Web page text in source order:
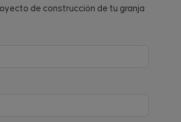
de construcción de tu granja